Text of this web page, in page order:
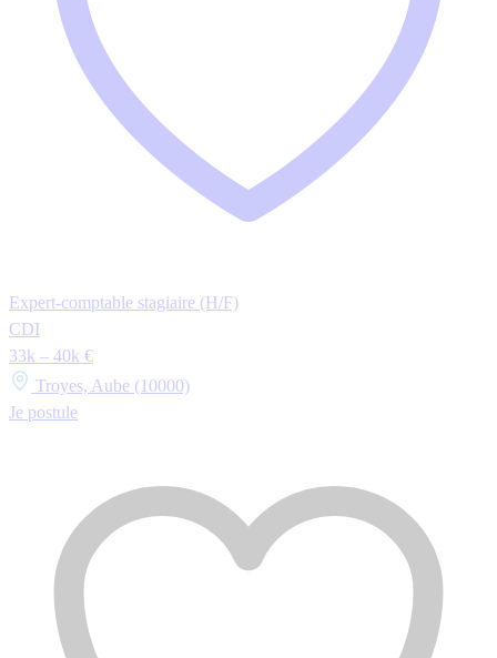
Expert-comptable stagiaire (H/F)
CDI
33k – 40k €
Troyes, Aube (10000)
Je postule